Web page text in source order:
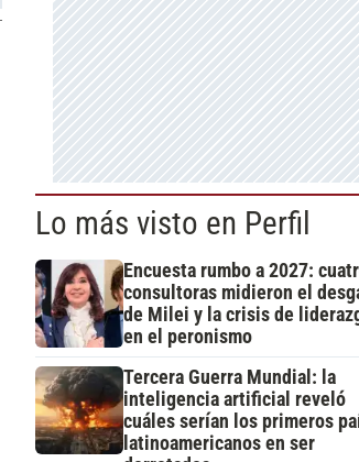
Lo más visto en Perfil
Encuesta rumbo a 2027:
consultoras midieron el
de Milei y la crisis de
en el peronismo
Tercera Guerra Mundial: la
inteligencia artificial reveló
cuáles serían los primeros
latinoamericanos en ser